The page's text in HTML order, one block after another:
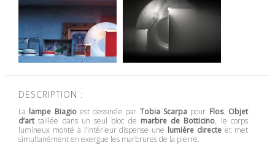
DESCRIPTION :
La lampe Biagioest dessinée par Tobia Scarpapour Flos. Objet
d’arttaillée dans un seul bloc de marbre de Botticino, le corps
lumineux monté à l’intérieur dispense une lumière directe et met
simultanément en exergue les marbrures de la pierre.